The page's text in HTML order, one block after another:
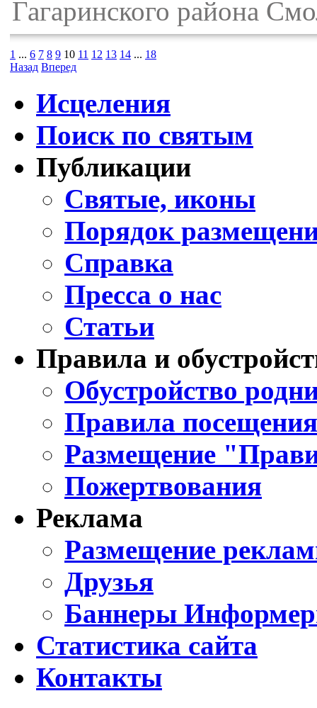
Гагаринского района
1 ... 6 7 8 9 10 11 12 13 14 ... 18
Назад Вперед
Исцеления
Поиск по святым
Публикации
Святые, иконы
Порядок
Справка
Пресса о нас
Статьи
Правила и
Обустройство
Правила
Размещение
Пожертвования
Реклама
Размещение
Друзья
Баннеры
Статистика сайта
Контакты